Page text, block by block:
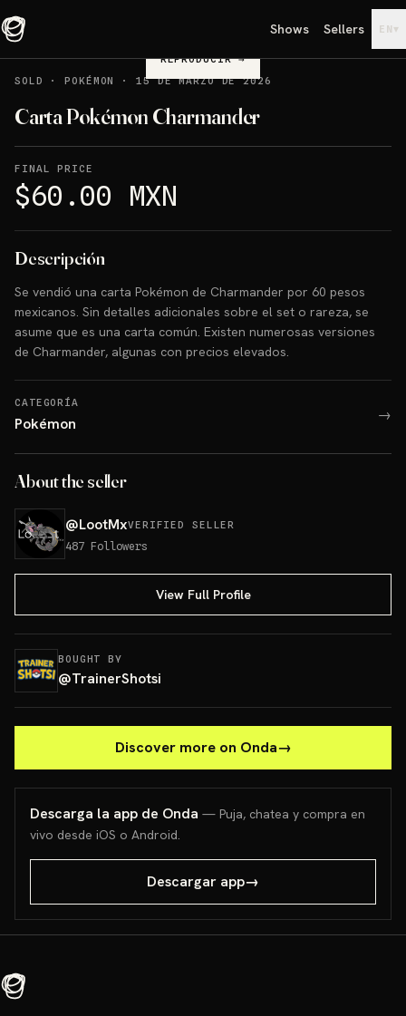
Shows Sellers EN ▾
REPRODUCIR→
SOLD
·POKÉMON · 15 DE MARZO DE 2026
Carta Pokémon Charmander
FINAL PRICE
$60.00 MXN
Descripción
Se vendió una carta Pokémon de Charmander por 60 pesos
mexicanos. Sin detalles adicionales sobre el set o rareza, se
asume que es una carta común. Existen numerosas versiones
de Charmander, algunas con precios elevados.
CATEGORÍA
Pokémon →
About the seller
@LootMxVERIFIED SELLER
487 Followers
View Full Profile
BOUGHT BY
@TrainerShotsi
Discover more on Onda→
Descarga la app de Onda — Puja, chatea y compra en
vivo desde iOS o Android.
Descargar app→